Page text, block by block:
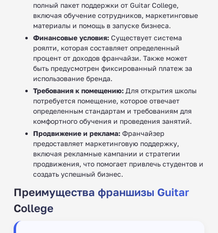
полный пакет поддержки от Guitar College,
включая обучение сотрудников, маркетинговые
материалы и помощь в запуске бизнеса.
Финансовые условия: Существует система
роялти, которая составляет определенный
процент от доходов франчайзи. Также может
быть предусмотрен фиксированный платеж за
использование бренда.
Требования к помещению: Для открытия школы
потребуется помещение, которое отвечает
определенным стандартам и требованиям для
комфортного обучения и проведения занятий.
Продвижение и реклама: Франчайзер
предоставляет маркетинговую поддержку,
включая рекламные кампании и стратегии
продвижения, что помогает привлечь студентов и
создать успешный бизнес.
Преимущества франшизы Guitar
College